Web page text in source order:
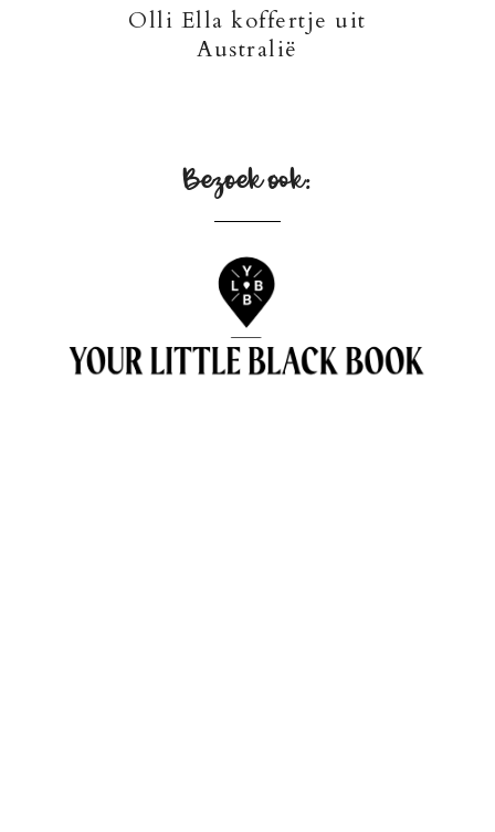
Olli Ella koffertje uit
Australië
Bezoek ook: